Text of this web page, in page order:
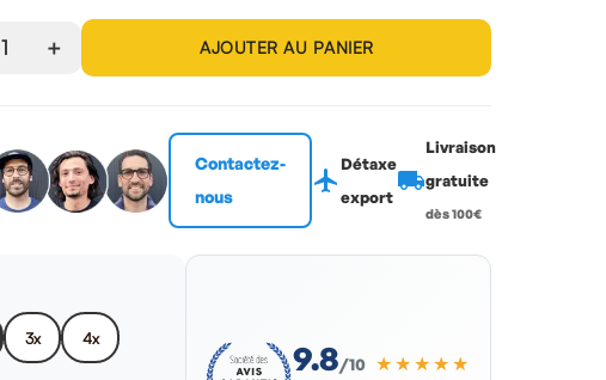
1 + AJOUTER AU PANIER
Contactez-
nous
flight
Détaxe
export
local_shipping
Livraison
gratuite
dès 100€
3x 4x 9.8/10 ★★★★★